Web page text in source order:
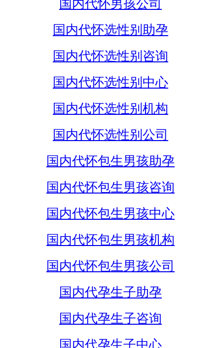
国内代怀男孩公司
国内代怀选性别助孕
国内代怀选性别咨询
国内代怀选性别中心
国内代怀选性别机构
国内代怀选性别公司
国内代怀包生男孩助孕
国内代怀包生男孩咨询
国内代怀包生男孩中心
国内代怀包生男孩机构
国内代怀包生男孩公司
国内代孕生子助孕
国内代孕生子咨询
国内代孕生子中心